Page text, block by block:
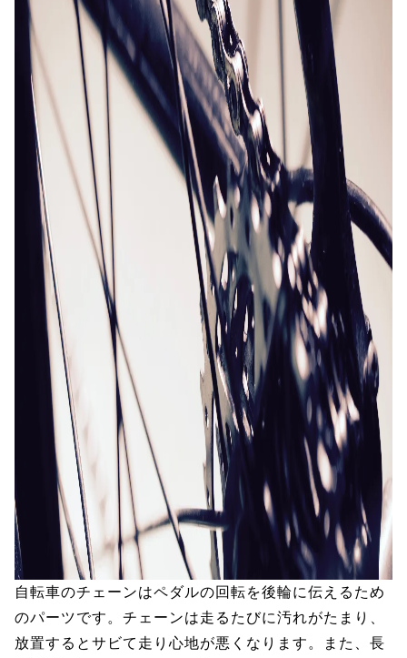
自転車のチェーンはペダルの回転を後輪に伝えるため
のパーツです。チェーンは走るたびに汚れがたまり、
放置するとサビて走り心地が悪くなります。また、長